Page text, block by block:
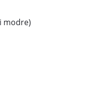
modre)